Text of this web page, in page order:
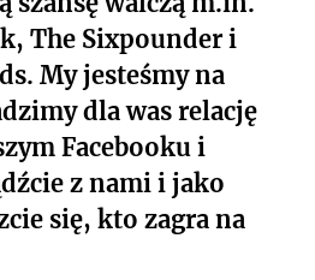
The Sixpounder i
My jesteśmy na
dla was relację
Facebooku i
z nami i jako
się, kto zagra na